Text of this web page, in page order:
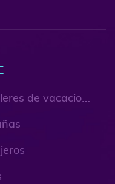
A
lquileres de vacaciones